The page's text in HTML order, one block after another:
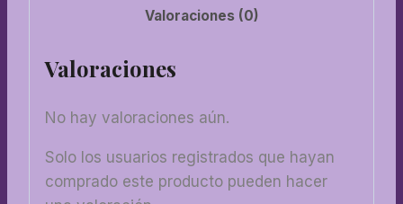
Valoraciones (0)
Valoraciones
No hay valoraciones aún.
Solo los usuarios registrados que hayan
comprado este producto pueden hacer